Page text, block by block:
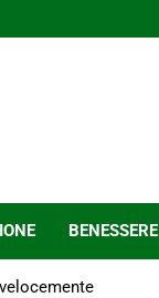
BENESSERE